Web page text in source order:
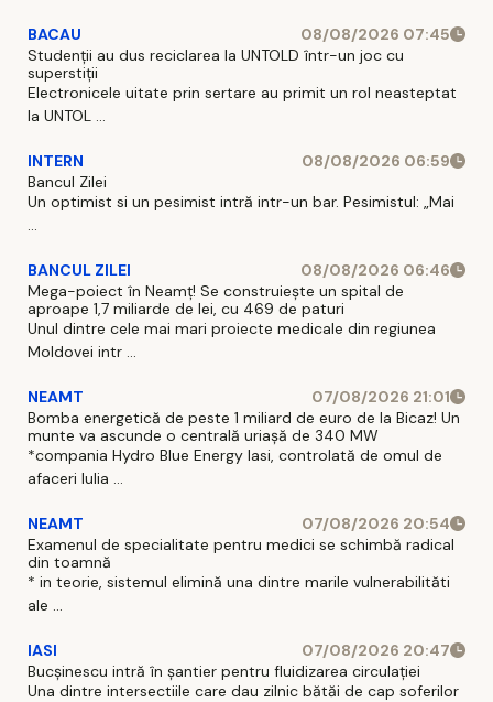
BACAU
08/08/2026 07:45
Studenții au dus reciclarea la UNTOLD într-un joc cu
superstiții
Electronicele uitate prin sertare au primit un rol neasteptat
la UNTOL ...
INTERN
08/08/2026 06:59
Bancul Zilei
Un optimist si un pesimist intră intr-un bar. Pesimistul: „Mai
...
BANCUL ZILEI
08/08/2026 06:46
Mega-poiect în Neamț! Se construiește un spital de
aproape 1,7 miliarde de lei, cu 469 de paturi
Unul dintre cele mai mari proiecte medicale din regiunea
Moldovei intr ...
NEAMT
07/08/2026 21:01
Bomba energetică de peste 1 miliard de euro de la Bicaz! Un
munte va ascunde o centrală uriașă de 340 MW
*compania Hydro Blue Energy Iasi, controlată de omul de
afaceri Iulia ...
NEAMT
07/08/2026 20:54
Examenul de specialitate pentru medici se schimbă radical
din toamnă
* in teorie, sistemul elimină una dintre marile vulnerabilităti
ale ...
IASI
07/08/2026 20:47
Bucșinescu intră în șantier pentru fluidizarea circulației
Una dintre intersectiile care dau zilnic bătăi de cap soferilor